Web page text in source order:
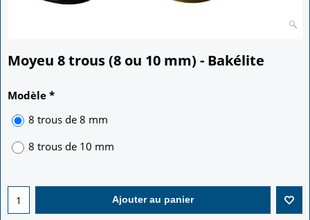
Moyeu 8 trous (8 ou 10 mm) - Bakélite
13.50
Modèle*
8 trous de 8 mm